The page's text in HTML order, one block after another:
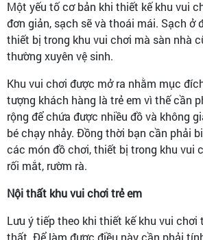
Một yếu tố cơ bản khi thiết kế khu vui
đơn giản, sạch sẽ và thoái mái. Sạch ở
thiết bị trong khu vui chơi mà sàn nhà
thường xuyên vệ sinh.
Khu vui chơi được mở ra nhằm mục
tượng khách hàng là trẻ em vì thế cần
rộng để chứa được nhiều đồ và không
bé chạy nhảy. Đồng thời bạn cần phải
các món đồ chơi, thiết bị trong khu vui
rối mắt, rườm rà.
Nội thất khu vui chơi trẻ em
Lưu ý tiếp theo khi thiết kế khu vui chơi
thất. Để làm được điều này cần phải